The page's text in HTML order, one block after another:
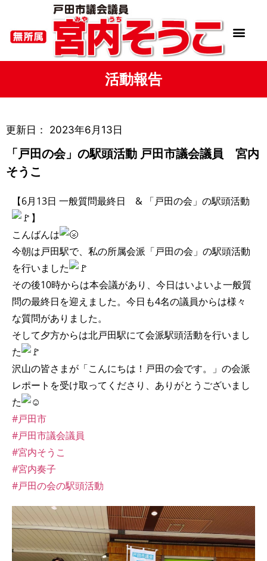
活動報告
更新日： 2023年6月13日
「戸田の会」の駅頭活動 戸田市議会議員 宮内
そうこ
【6月13日 一般質問最終日 & 「戸田の会」の駅頭活動
】
こんばんは
今朝は戸田駅で、私の所属会派「戸田の会」の駅頭活動
を行いました
その後10時からは本会議があり、今日はいよいよ一般質
問の最終日を迎えました。今日も4名の議員からは様々
な質問がありました。
そして夕方からは北戸田駅にて会派駅頭活動を行いまし
た
沢山の皆さまが「こんにちは！戸田の会です。」の会派
レポートを受け取ってくださり、ありがとうございまし
た
#戸田市
#戸田市議会議員
#宮内そうこ
#宮内奏子
#戸田の会の駅頭活動